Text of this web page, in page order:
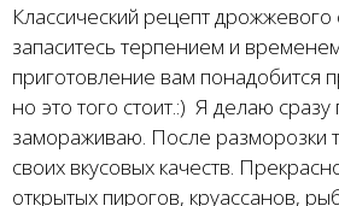
Классический рецепт дрожжевого
запаситесь терпением и
приготовление вам понадобится
но это того стоит.:) Я делаю сразу
замораживаю. После разморозки
своих вкусовых качеств.
открытых пирогов, круассанов,